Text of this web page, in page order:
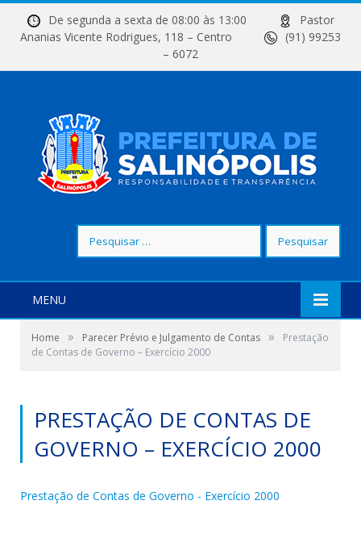
De segunda a sexta de 08:00 às 13:00
Pastor
Ananias Vicente Rodrigues, 118 – Centro
(91) 99253
– 6072
por:
MENU
Home » Parecer Prévio e Julgamento de Contas »
Prestação
de Contas de Governo – Exercício 2000
PRESTAÇÃO DE CONTAS DE
GOVERNO – EXERCÍCIO 2000
Prestação de Contas de Governo - Exercício 2000